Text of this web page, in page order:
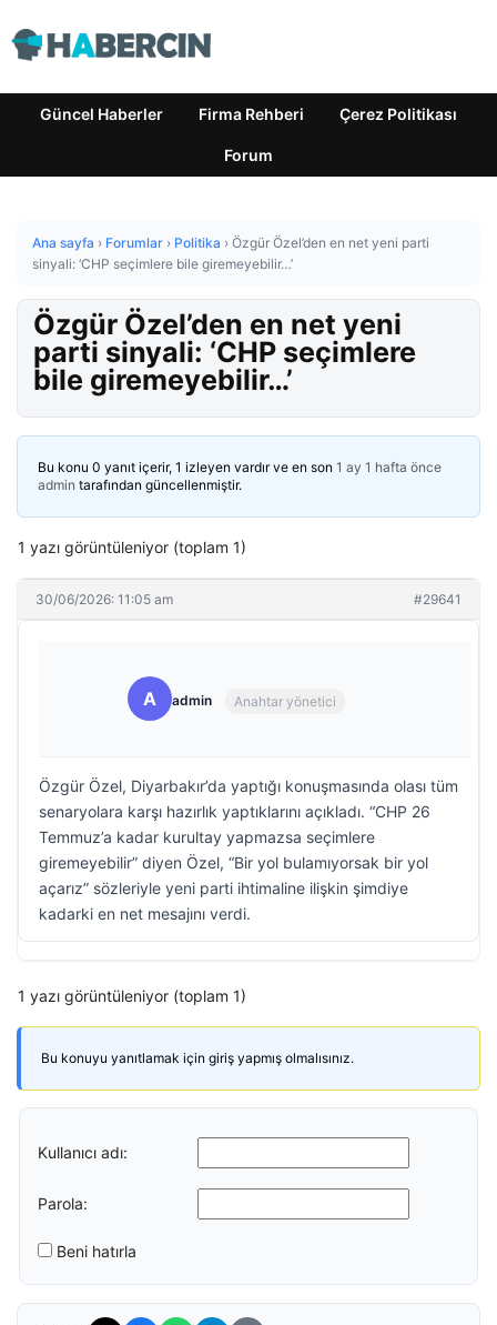
Güncel Haberler Firma Rehberi Çerez Politikası
Forum
Ana sayfa › Forumlar › Politika › Özgür Özel’den en net yeni parti
sinyali: ‘CHP seçimlere bile giremeyebilir…’
Özgür Özel’den en net yeni
parti sinyali: ‘CHP seçimlere
bile giremeyebilir…’
Bu konu 0 yanıt içerir, 1 izleyen vardır ve en son 1 ay 1 hafta önce
admin tarafından güncellenmiştir.
1 yazı görüntüleniyor (toplam 1)
30/06/2026: 11:05 am #29641
A admin Anahtar yönetici
Özgür Özel, Diyarbakır’da yaptığı konuşmasında olası tüm
senaryolara karşı hazırlık yaptıklarını açıkladı. “CHP 26
Temmuz’a kadar kurultay yapmazsa seçimlere
giremeyebilir” diyen Özel, “Bir yol bulamıyorsak bir yol
açarız” sözleriyle yeni parti ihtimaline ilişkin şimdiye
kadarki en net mesajını verdi.
1 yazı görüntüleniyor (toplam 1)
Bu konuyu yanıtlamak için giriş yapmış olmalısınız.
Kullanıcı adı:
Parola:
Beni hatırla